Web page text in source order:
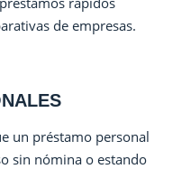
de empresas.
un préstamo personal
sin nómina o estando